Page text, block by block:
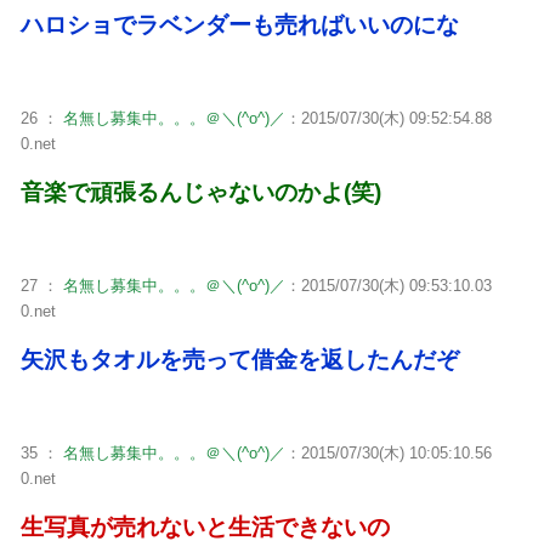
ハロショでラベンダーも売ればいいのにな
26 ： 名無し募集中。。。＠＼(^o^)／ ：2015/07/30(木) 09:52:54.88
0.net
音楽で頑張るんじゃないのかよ(笑)
27 ： 名無し募集中。。。＠＼(^o^)／ ：2015/07/30(木) 09:53:10.03
0.net
矢沢もタオルを売って借金を返したんだぞ
35 ： 名無し募集中。。。＠＼(^o^)／ ：2015/07/30(木) 10:05:10.56
0.net
生写真が売れないと生活できないの